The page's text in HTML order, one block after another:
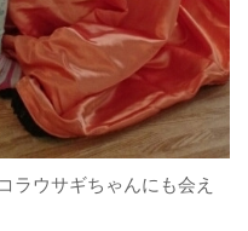
ラウサギちゃんにも会え